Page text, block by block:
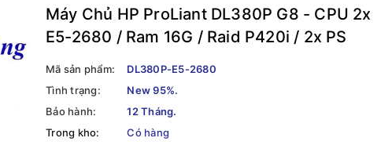
Máy Chủ HP ProLiant DL380P G8 - CPU 2x
E5-2680 / Ram 16G / Raid P420i / 2x PS
Mã sản phẩm:
DL380P-E5-2680
Tình trạng:
New 95%.
Bảo hành:
12 Tháng.
Trong kho:
Có hàng